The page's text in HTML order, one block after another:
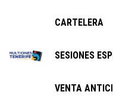
CARTELERA
SESIONES
VENTA